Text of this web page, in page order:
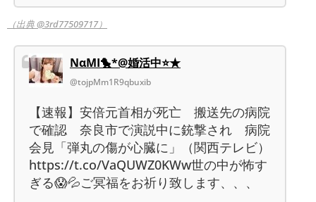
（出典 @3rd77509717）
ΝαΜΙ🐤*@婚活中⭐★
@tojpMm1R9qbuxib
【速報】安倍元首相が死亡 搬送先の病院
で確認 奈良市で演説中に銃撃され 病院
会見「弾丸の傷が心臓に」（関西テレビ）
https://t.co/VaQUWZ0KWw世の中が怖す
ぎる😱💦ご冥福をお祈り致します、、、